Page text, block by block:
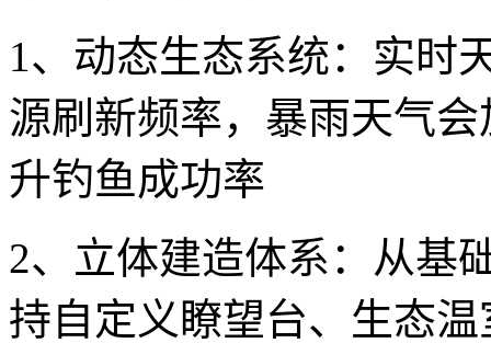
1、动态生态系统：实时
源刷新频率，暴雨天气
升钓鱼成功率
2、立体建造体系：从基
持自定义瞭望台、生态